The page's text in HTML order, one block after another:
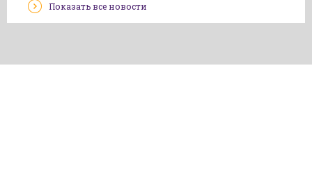
Показать все новости